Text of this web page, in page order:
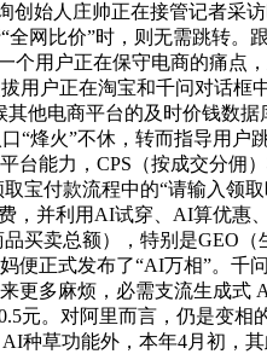
始人庄帅正在接管记者
网比价”时，则无需跳转
用户正在保守电商的痛
用户正在淘宝和千问对话
他电商平台的及时价钱数
烽火”不休，转而指导用
能力，CPS（按成交分
宝付款流程中的“请输入领
，并利用AI试穿、AI算优
买卖总额），特别是GEO
正式发布了“AI万相”。
多麻烦，必需支流生成
元。对阿里而言，仍是变
草功能外，本年4月初，